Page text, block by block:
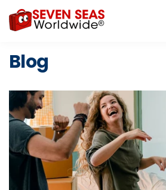
Skip to the content
Blog